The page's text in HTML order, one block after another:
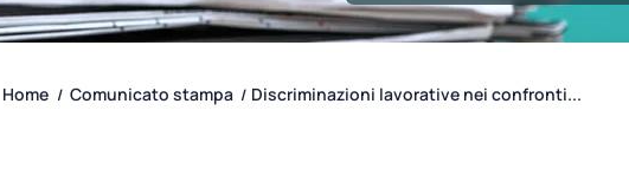
Home / Comunicato stampa / Discriminazioni lavorative nei confronti...